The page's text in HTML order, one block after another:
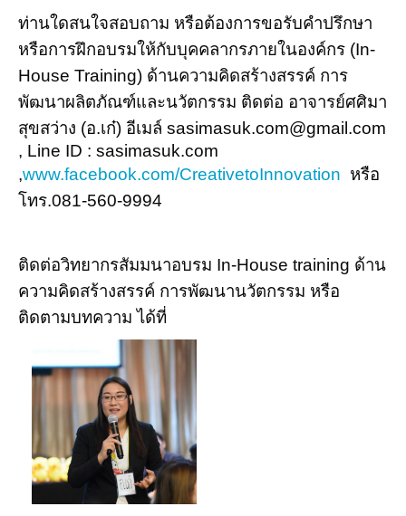
ท่านใดสนใจสอบถาม หรือต้องการขอรับคำปรึกษา
หรือการฝึกอบรมให้กับบุคคลากรภายในองค์กร (In-
House Training) ด้านความคิดสร้างสรรค์ การ
พัฒนาผลิตภัณฑ์และนวัตกรรม ติดต่อ อาจารย์ศศิมา
สุขสว่าง (อ.เก๋) อีเมล์ sasimasuk.com@gmail.com
, Line ID : sasimasuk.com
,www.facebook.com/CreativetoInnovation หรือ
โทร.081-560-9994
ติดต่อวิทยากรสัมมนาอบรม In-House training ด้าน
ความคิดสร้างสรรค์ การพัฒนานวัตกรรม หรือ
ติดตามบทความ ได้ที่